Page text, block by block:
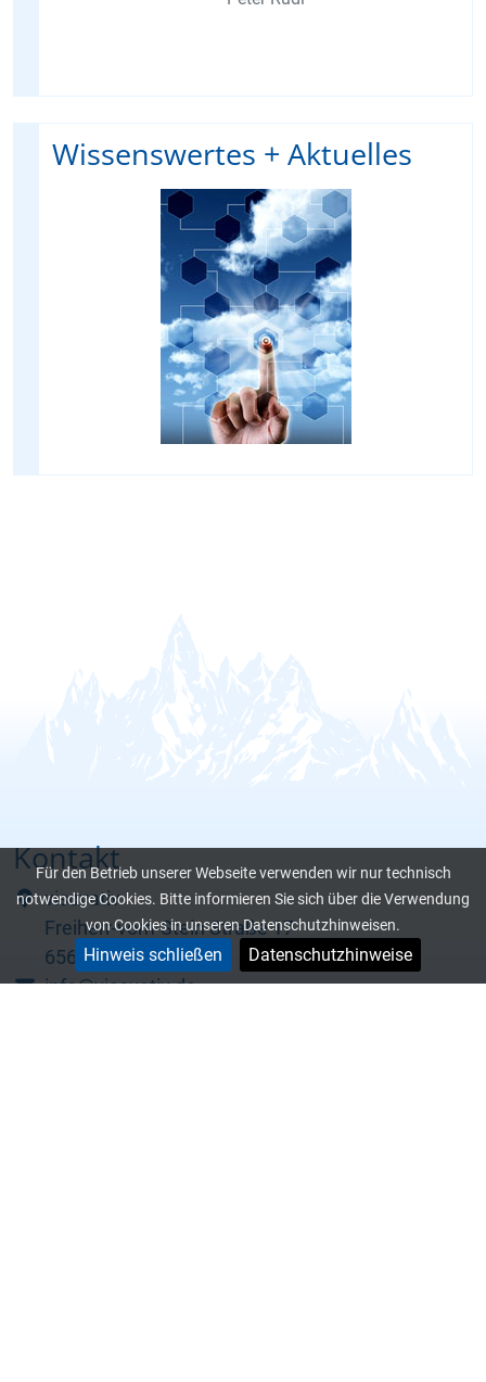
Für den Betrieb unserer Webseite verwenden wir nur technisch
notwendige Cookies. Bitte informieren Sie sich über die Verwendung
von Cookies in unseren Datenschutzhinweisen.
Hinweis schließen Datenschutzhinweise
Wissenswertes + Aktuelles
Kontakt
visovativ
Freiherr-vom-Stein Straße 17
65604 Elz
info@visovativ.de